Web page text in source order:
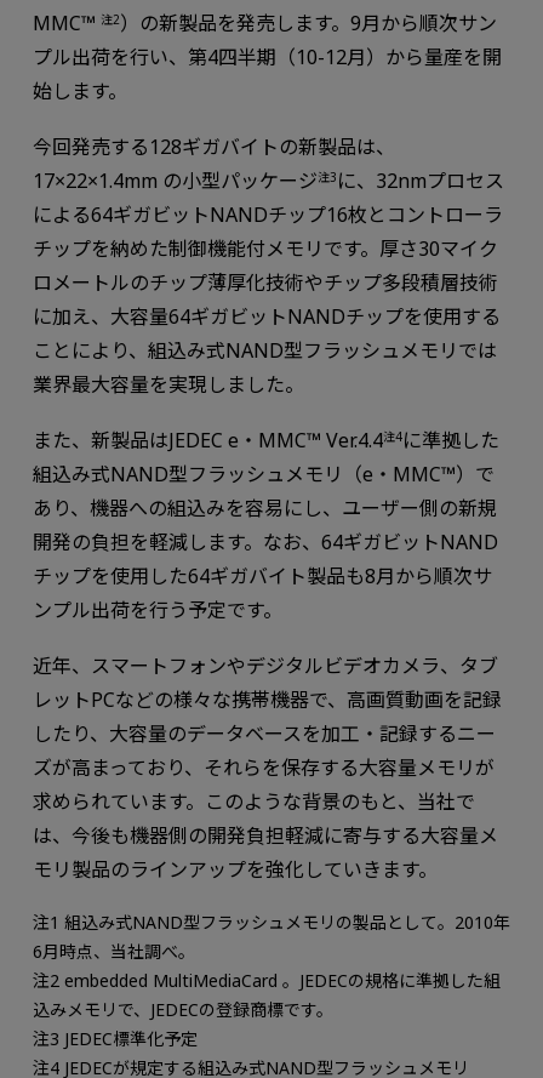
MMC™ 注2）の新製品を発売します。9月から順次サン
プル出荷を行い、第4四半期（10-12月）から量産を開
始します。
今回発売する128ギガバイトの新製品は、
17×22×1.4mm の小型パッケージ注3 に、32nmプロセス
による64ギガビットNANDチップ16枚とコントローラ
チップを納めた制御機能付メモリです。厚さ30マイク
ロメートルのチップ薄厚化技術やチップ多段積層技術
に加え、大容量64ギガビットNANDチップを使用する
ことにより、組込み式NAND型フラッシュメモリでは
業界最大容量を実現しました。
また、新製品はJEDEC e・MMC™ Ver.4.4注4に準拠した
組込み式NAND型フラッシュメモリ（e・MMC™）で
あり、機器への組込みを容易にし、ユーザー側の新規
開発の負担を軽減します。なお、64ギガビットNAND
チップを使用した64ギガバイト製品も8月から順次サ
ンプル出荷を行う予定です。
近年、スマートフォンやデジタルビデオカメラ、タブ
レットPCなどの様々な携帯機器で、高画質動画を記録
したり、大容量のデータベースを加工・記録するニー
ズが高まっており、それらを保存する大容量メモリが
求められています。このような背景のもと、当社で
は、今後も機器側の開発負担軽減に寄与する大容量メ
モリ製品のラインアップを強化していきます。
注1 組込み式NAND型フラッシュメモリの製品として。2010年
6月時点、当社調べ。
注2 embedded MultiMediaCard 。JEDECの規格に準拠した組
込みメモリで、JEDECの登録商標です。
注3 JEDEC標準化予定
注4 JEDECが規定する組込み式NAND型フラッシュメモリ